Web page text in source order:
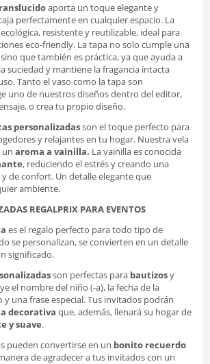
aporta un toque elegante y
perfectamente en cualquier espacio. La
resistente y reutilizable, ideal para
eco-friendly. La tapa no solo cumple una
que también es práctica, ya que ayuda a
suciedad y mantiene la fragancia intacta
Tanto el vaso como la tapa son
uno de nuestros diseños dentro del editor,
o crea tu propio diseño.
personalizadasson el toque perfecto para
y relajantes en tu hogar. Nuestra vela
un aroma a vainilla. La vainilla es conocida
, reduciendo el estrés y creando una
de confort. Un detalle elegante que
ambiente.
REGALPRIX PARA EVENTOS
es el regalo perfecto para todo tipo de
se personalizan, se convierten en un detalle
significado.
son perfectas para bautizosy
el nombre del niño (-a), la fecha de la
una frase especial. Tus invitados podrán
decorativa que, además, llenará su hogar de
y suave.
pueden convertirse en un bonito recuerdo
de agradecer a tus invitados con un